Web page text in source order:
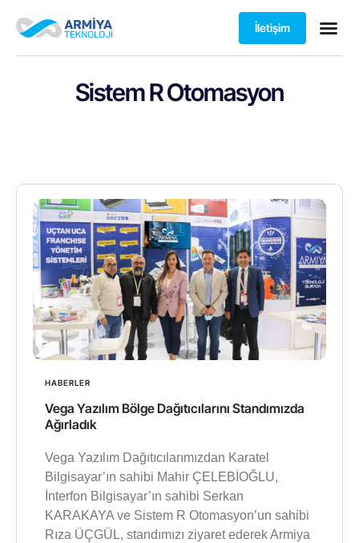
İletişim
Sistem R Otomasyon
HABERLER
Vega Yazılım Bölge Dağıtıcılarını Standımızda
Ağırladık
Vega Yazılım Dağıtıcılarımızdan Karatel
Bilgisayar’ın sahibi Mahir ÇELEBİOĞLU,
İnterfon Bilgisayar’ın sahibi Serkan
KARAKAYA ve Sistem R Otomasyon’un sahibi
Rıza ÜÇGÜL, standımızı ziyaret ederek Armiya